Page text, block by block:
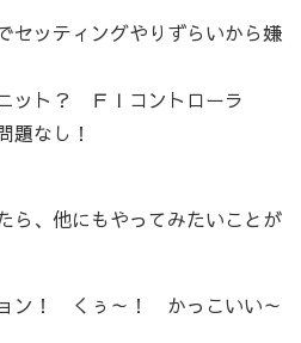
セッティングやりずらいから嫌
ット？ ＦＩコントローラ
なし！
ら、他にもやってみたいことが
ン！ くぅ～！ かっこいい～